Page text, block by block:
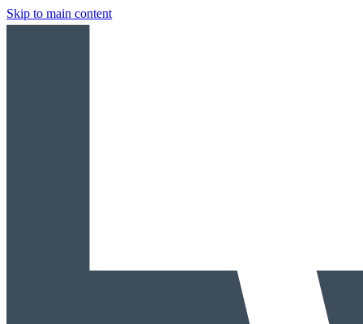
Skip to main content